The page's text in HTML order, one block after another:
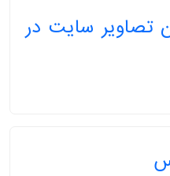
تصاویر سایت در